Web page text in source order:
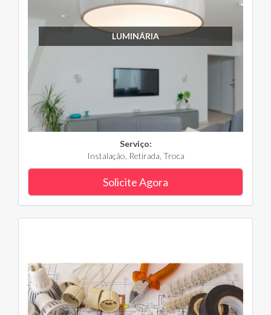
LUMINÁRIA
Serviço:
Instalação, Retirada, Troca
Solicite Agora